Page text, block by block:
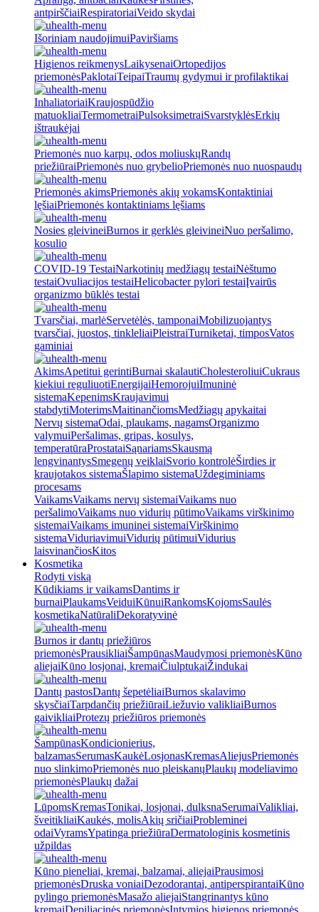
antpirščiaiRespiratoriaiVeido skydai
Išoriniam naudojimuiPaviršiams
Higienos reikmenysLaikysenaiOrtopedijos
priemonėsPaklotaiTeipaiTraumų gydymui ir profilaktikai
InhaliatoriaiKraujospūdžio
matuokliaiTermometraiPulsoksimetraiSvarstyklėsErkių
ištraukėjai
Priemonės nuo karpų, odos moliuskųRandų
priežiūraiPriemonės nuo grybelioPriemonės nuo nuospaudų
Priemonės akimsPriemonės akių vokamsKontaktiniai
lęšiaiPriemonės kontaktiniams lęšiams
Nosies gleivineiBurnos ir gerklės gleivineiNuo peršalimo,
kosulio
COVID-19 TestaiNarkotinių medžiagų testaiNėštumo
testaiOvuliacijos testaiHelicobacter pylori testaiĮvairūs
organizmo būklės testai
Tvarsčiai, marlėServetėlės, tamponaiMobilizuojantys
tvarsčiai, juostos, tinkleliaiPleistraiTurniketai, timposVatos
gaminiai
AkimsApetitui gerintiBurnai skalautiCholesteroliuiCukraus
kiekiui reguliuotiEnergijaiHemorojuiImuninė
sistemaKepenimsKraujavimui
stabdytiMoterimsMaitinančiomsMedžiagų apykaitai
Nervų sistemaOdai, plaukams, nagamsOrganizmo
valymuiPeršalimas, gripas, kosulys,
temperatūraProstataiSąnariamsSkausmą
lengvinantysSmegenų veiklaiSvorio kontrolėŠirdies ir
kraujotakos sistemaŠlapimo sistemaUždegiminiams
procesams
VaikamsVaikams nervų sistemaiVaikams nuo
peršalimoVaikams nuo vidurių pūtimoVaikams virškinimo
sistemaiVaikams imuninei sistemaiVirškinimo
sistemaViduriavimuiVidurių pūtimuiVidurius
laisvinančiosKitos
Kosmetika
Rodyti viską
Kūdikiams ir vaikamsDantims ir
burnaiPlaukamsVeiduiKūnuiRankomsKojomsSaulės
kosmetikaNatūraliDekoratyvinė
Burnos ir dantų priežiūros
priemonėsPrausikliaiŠampūnasMaudymosi priemonėsKūno
aliejaiKūno losjonai, kremaiČiulptukaiŽindukai
Dantų pastosDantų šepetėliaiBurnos skalavimo
skysčiaiTarpdančių priežiūraiLiežuvio valikliaiBurnos
gaivikliaiProtezų priežiūros priemonės
ŠampūnasKondicionierius,
balzamasSerumasKaukėLosjonasKremasAliejusPriemonės
nuo slinkimoPriemonės nuo pleiskanųPlaukų modeliavimo
priemonėsPlaukų dažai
LūpomsKremasTonikai, losjonai, dulksnaSerumaiValikliai,
šveitikliaiKaukės, molisAkių sričiaiProbleminei
odaiVyramsYpatinga priežiūraDermatologinis kosmetinis
užpildas
Kūno pieneliai, kremai, balzamai, aliejaiPrausimosi
priemonėsDruska voniaiDezodorantai, antiperspirantaiKūno
pylingo priemonėsMasažo aliejaiStangrinantys kūno
kremaiDepiliacinės priemonėsIntymios higienos priemonės